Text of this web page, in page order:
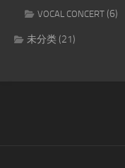
VOCAL CONCERT (6)
未分类(21)